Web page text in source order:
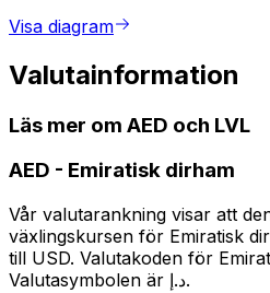
Visa diagram
Valutainformation
Läs mer om AED och LVL
AED - Emiratisk dirham
Vår valutarankning visar att
växlingskursen för Emiratisk
till USD. Valutakoden för
Valutasymbolen är د.إ.